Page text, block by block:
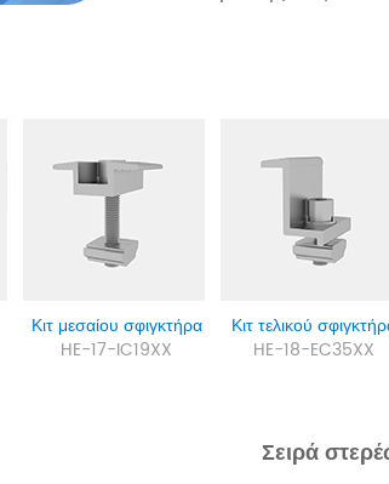
Κιτ μεσαίου σφιγκτήρα
HE-17-IC19XX
Κιτ τελικού
HE-18-EC35XX
Σειρά